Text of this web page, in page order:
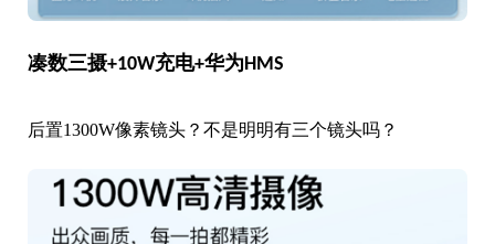
凑数三摄+10W充电+华为HMS
后置1300W像素镜头？不是明明有三个镜头吗？